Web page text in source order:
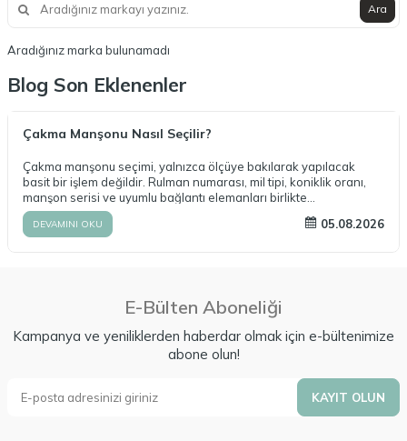
Ara
Aradığınız marka bulunamadı
Blog Son Eklenenler
Çakma Manşonu Nasıl Seçilir?
Çakma manşonu seçimi, yalnızca ölçüye bakılarak yapılacak
basit bir işlem değildir. Rulman numarası, mil tipi, koniklik oranı,
manşon serisi ve uyumlu bağlantı elemanları birlikte
değerlendirilmelidir. Doğru ürün seçimi, sistemin güvenli ve uzun
ömürlü çalışmasının temelini oluşturur. Makparsan olarak AH ve
DEVAMINI OKU 05.08.2026
E-Bülten Aboneliği
Kampanya ve yeniliklerden haberdar olmak için e-bültenimize
abone olun!
KAYIT OLUN